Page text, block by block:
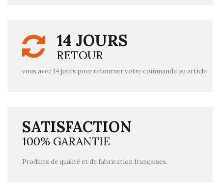
14 JOURS
RETOUR
vous avez 14 jours pour retourner votre commande ou article
SATISFACTION
100% GARANTIE
Produits de qualité et de fabrication françaises.